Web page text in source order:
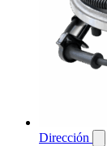
Dirección